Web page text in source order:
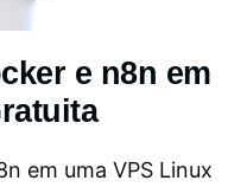
e n8n em
em uma VPS Linux